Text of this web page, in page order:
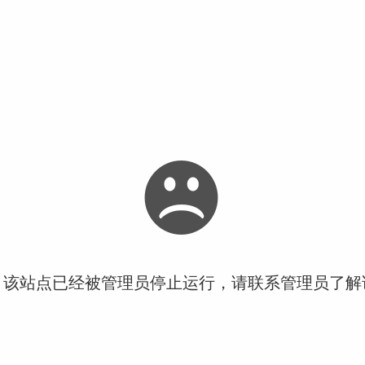
站点已经被管理员停止运行，请联系管理员了